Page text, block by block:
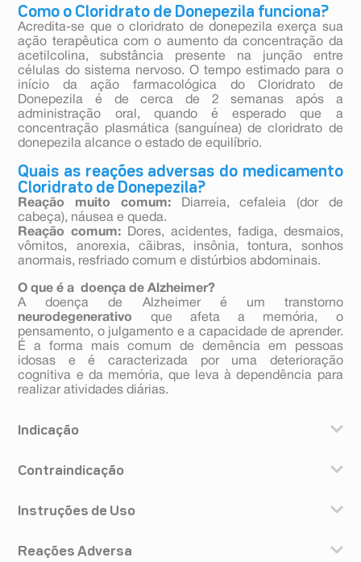
Como o Cloridrato de Donepezila funciona?
Acredita-se que o cloridrato de donepezila exerça sua
ação terapêutica com o aumento da concentração da
acetilcolina, substância presente na junção entre
células do sistema nervoso. O tempo estimado para o
início da ação farmacológica do Cloridrato de
Donepezila é de cerca de 2 semanas após a
administração oral, quando é esperado que a
concentração plasmática (sanguínea) de cloridrato de
donepezila alcance o estado de equilíbrio.
Quais as reações adversas do medicamento
Cloridrato de Donepezila?
Reação muito comum:Diarreia, cefaleia (dor de
cabeça), náusea e queda.
Reação comum: Dores, acidentes, fadiga, desmaios,
vômitos, anorexia, cãibras, insônia, tontura, sonhos
anormais, resfriado comum e distúrbios abdominais.
O que é a doença de Alzheimer?
A doença de Alzheimer é um transtorno
neurodegenerativo que afeta a memória, o
pensamento, o julgamento e a capacidade de aprender.
É a forma mais comum de demência em pessoas
idosas e é caracterizada por uma deterioração
cognitiva e da memória, que leva à dependência para
realizar atividades diárias.
Indicação
para o tratamento da doença de Alzheimer
Contraindicação
conhecimento de hipersensibilidade ao cloridrato de
Instruções de Uso
via oral.
Reações Adversa